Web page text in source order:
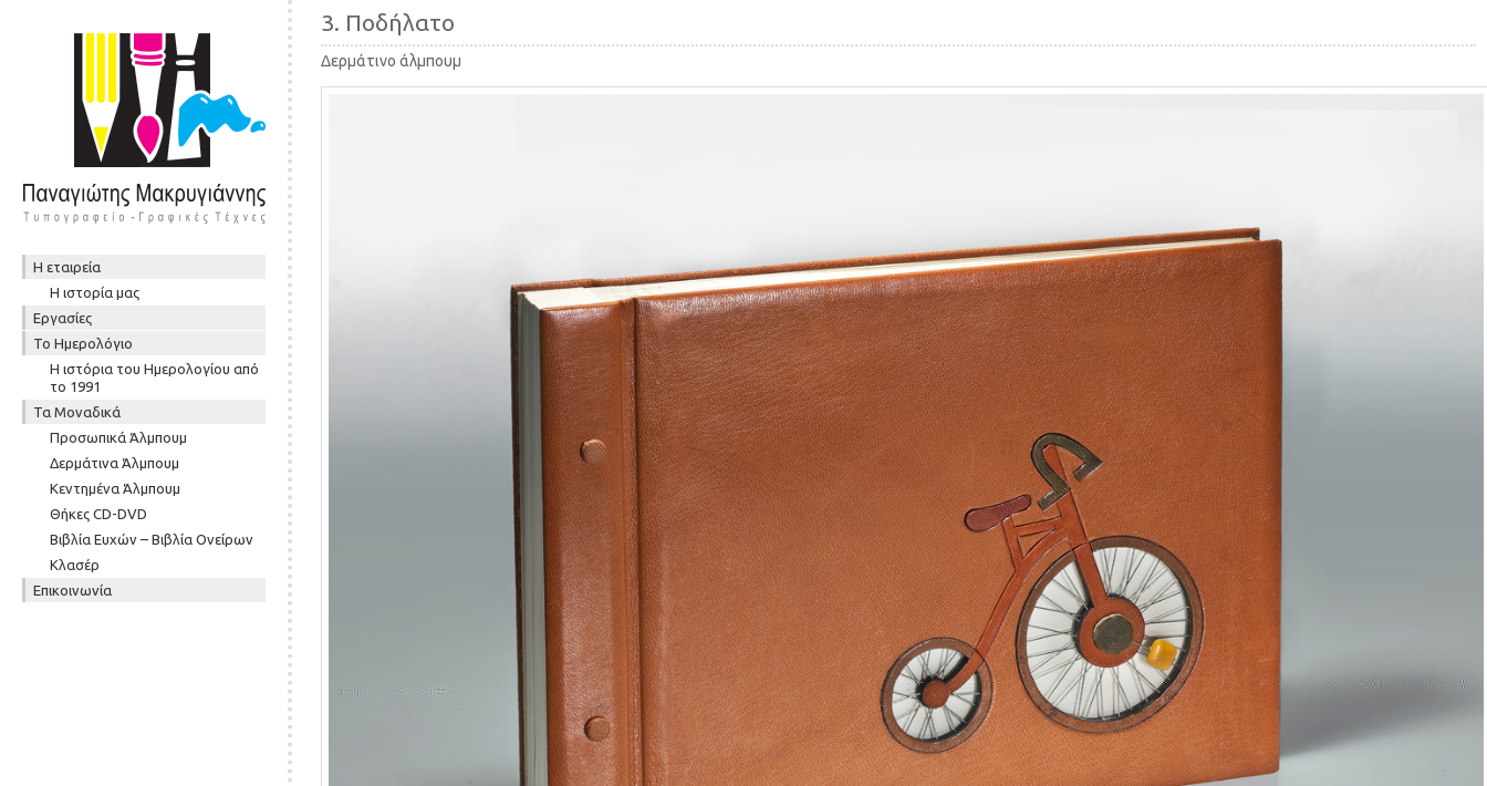
Μενού
Skip to content
Η εταιρεία
Η ιστορία μας
Εργασίες
To Ημερολόγιο
Η ιστόρια του Ημερολογίου από
το 1991
Τα Μοναδικά
Προσωπικά Άλμπουμ
Δερμάτινα Άλμπουμ
Κεντημένα Άλμπουμ
Θήκες CD-DVD
Βιβλία Ευχών – Βιβλία Ονείρων
Κλασέρ
Επικοινωνία
3. Ποδήλατο
Δερμάτινο άλμπουμ